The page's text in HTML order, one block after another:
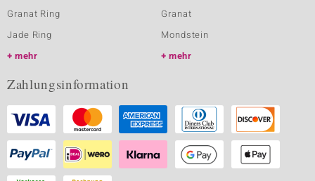
Granat Ring
Jade Ring
mehr
Granat
Mondstein
mehr
Zahlungsinformation